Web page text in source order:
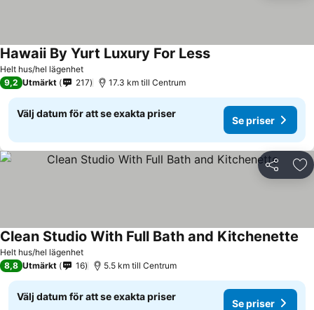
Helt hus/hel lägenhet
Hawaii By Yurt Luxury For Less
9,2 Utmärkt 217 17.3 km till Centrum
Välj datum för att se exakta priser
Se priser
Dela
Helt hus/hel lägenhet
Clean Studio With Full Bath and Kitchenette
8,8 Utmärkt 16 5.5 km till Centrum
Välj datum för att se exakta priser
Se priser